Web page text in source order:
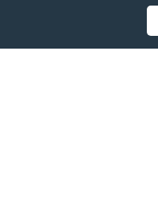
информационных
(Роскомнадзор). Номер
77 – 67031 от 15.09.2016
Закона РФ «О СМИ» при